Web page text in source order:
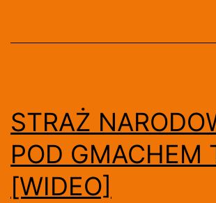
STRAŻ
POD GMACHEM
[WIDEO]